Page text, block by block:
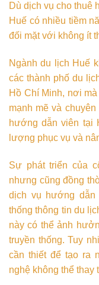
Dù dịch vụ cho thuê
Huế có nhiều tiềm
đối mặt với không ít
Ngành du lịch Huế
các thành phố du
Hồ Chí Minh, nơi
mạnh mẽ và
hướng dẫn viên tại
lượng phục vụ và
Sự phát triển của
nhưng cũng đồng
dịch vụ hướng
thống thông tin du
này có thể ảnh
truyền thống. Tuy
cần thiết để tạo ra
nghệ không thể thay